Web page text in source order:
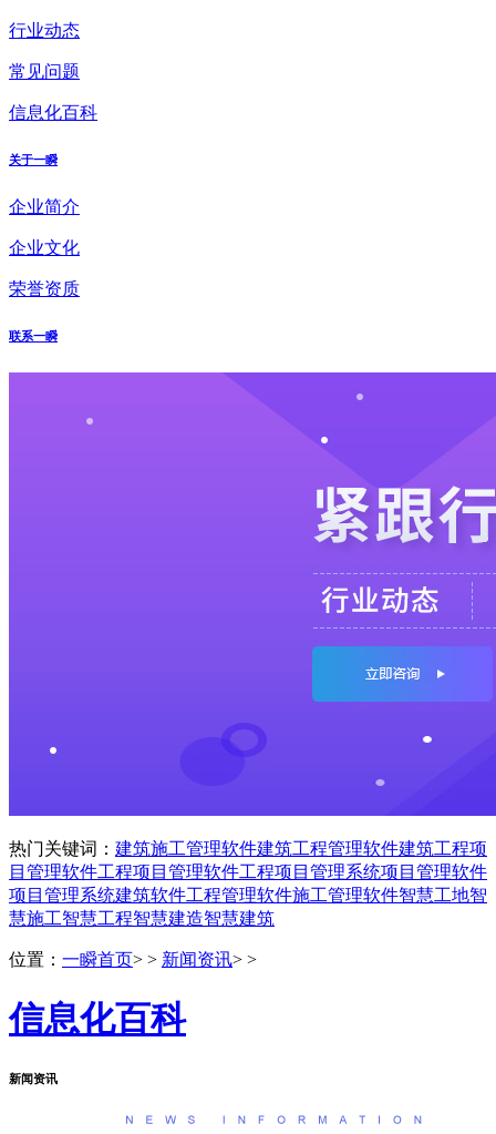
行业动态
常见问题
信息化百科
关于一瞬
企业简介
企业文化
荣誉资质
联系一瞬
热门关键词： 建筑施工管理软件建筑工程管理软件建筑工程项
目管理软件工程项目管理软件工程项目管理系统项目管理软件
项目管理系统建筑软件工程管理软件施工管理软件智慧工地智
慧施工智慧工程智慧建造智慧建筑
位置： 一瞬首页> > 新闻资讯> >
信息化百科
新闻资讯